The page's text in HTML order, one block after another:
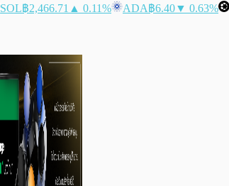
SOL฿2,466.71 ▲ 0.11% ADA฿6.40▼ 0.63%